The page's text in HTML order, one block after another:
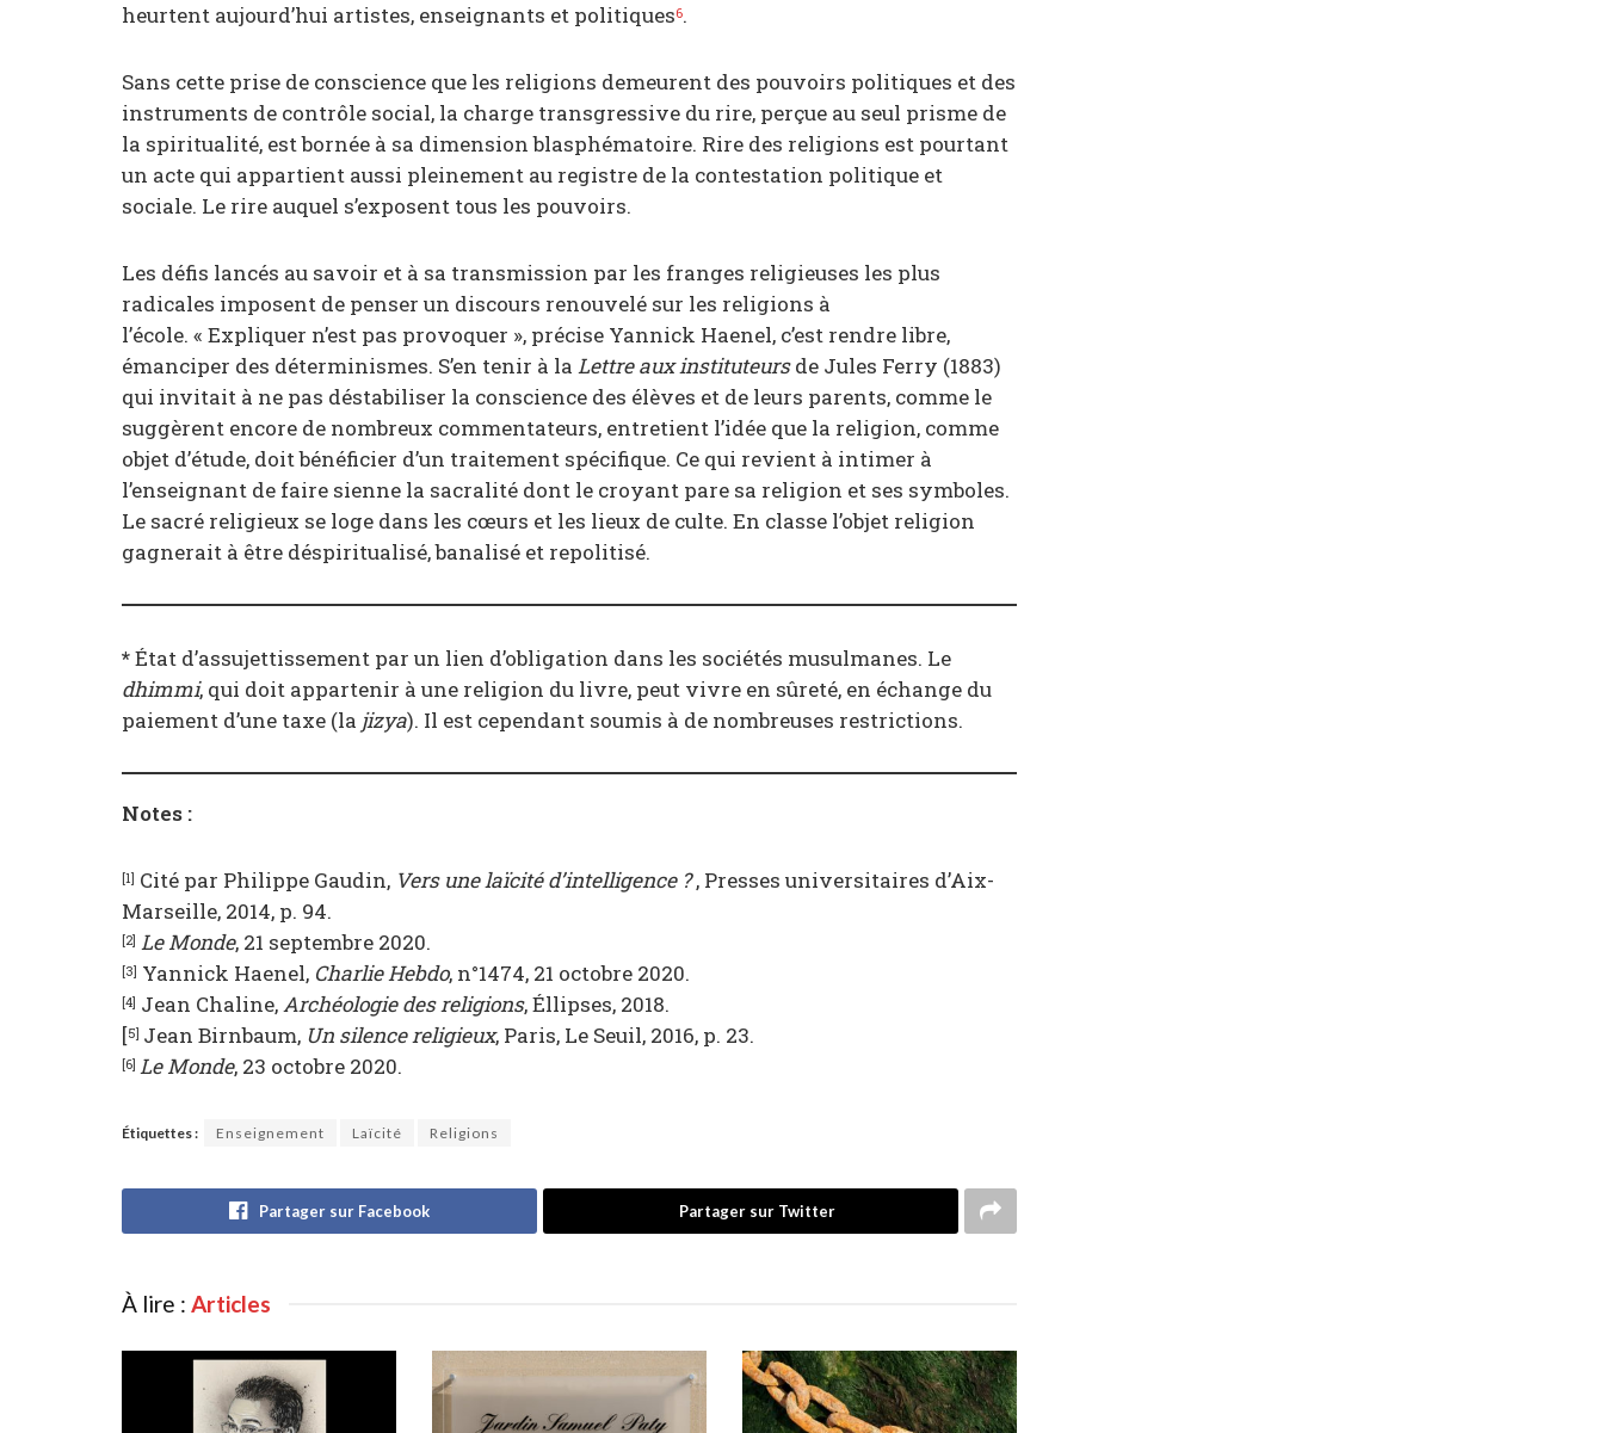
heurtent aujourd’hui artistes, enseignants et politiques6.
Sans cette prise de conscience que les religions demeurent des pouvoirs politiques et des
instruments de contrôle social, la charge transgressive du rire, perçue au seul prisme de
la spiritualité, est bornée à sa dimension blasphématoire. Rire des religions est pourtant
un acte qui appartient aussi pleinement au registre de la contestation politique et
sociale. Le rire auquel s’exposent tous les pouvoirs.
Les défis lancés au savoir et à sa transmission par les franges religieuses les plus
radicales imposent de penser un discours renouvelé sur les religions à
l’école. « Expliquer n’est pas provoquer », précise Yannick Haenel, c’est rendre libre,
émanciper des déterminismes. S’en tenir à la Lettre aux instituteursde Jules Ferry (1883)
qui invitait à ne pas déstabiliser la conscience des élèves et de leurs parents, comme le
suggèrent encore de nombreux commentateurs, entretient l’idée que la religion, comme
objet d’étude, doit bénéficier d’un traitement spécifique. Ce qui revient à intimer à
l’enseignant de faire sienne la sacralité dont le croyant pare sa religion et ses symboles.
Le sacré religieux se loge dans les cœurs et les lieux de culte. En classe l’objet religion
gagnerait à être déspiritualisé, banalisé et repolitisé.
*État d’assujettissement par un lien d’obligation dans les sociétés musulmanes. Le
dhimmi, qui doit appartenir à une religion du livre, peut vivre en sûreté, en échange du
paiement d’une taxe (la jizya). Il est cependant soumis à de nombreuses restrictions.
Notes :
[1] Cité par Philippe Gaudin, Vers une laïcité d’intelligence ?, Presses universitaires d’Aix-
Marseille, 2014, p. 94.
[2] Le Monde, 21 septembre 2020.
[3] Yannick Haenel, Charlie Hebdo, n°1474, 21 octobre 2020.
[4] Jean Chaline,Archéologie des religions, Éllipses, 2018.
[5] Jean Birnbaum, Un silence religieux, Paris, Le Seuil, 2016, p. 23.
[6] Le Monde, 23 octobre 2020.
Étiquettes : Enseignement Laïcité Religions
Partager sur Facebook Partager sur Twitter
À lire : Articles